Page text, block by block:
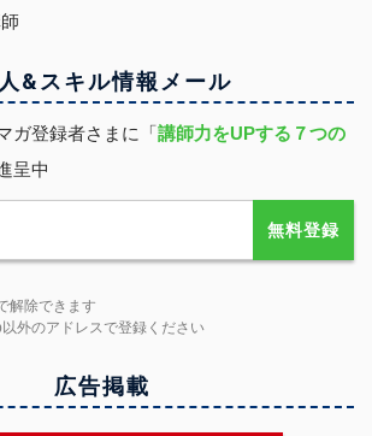
&スキル情報 メール
ガ登録者さまに「講師力をUPする７つの
呈中
無料登録
解除できます
外のアドレスで登録ください
広告掲載